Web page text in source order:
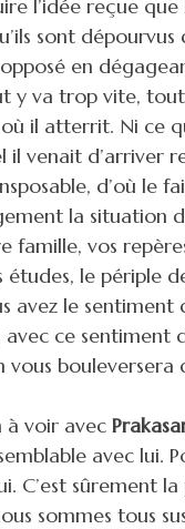
l’idée reçue
sont
en
y va trop vite,
il atterrit. Ni ce
venait d’arriver
d’où le
la situation
famille, vos
le périple
avez le
avec ce
bouleversera
à voir avec
avec lui.
C’est sûrement
sommes tous